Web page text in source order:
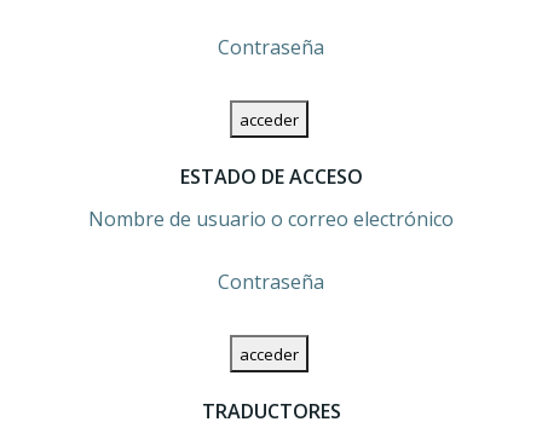
Contraseña
ESTADO DE ACCESO
Nombre de usuario o correo electrónico
Contraseña
TRADUCTORES